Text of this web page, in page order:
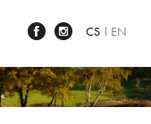
CS EN